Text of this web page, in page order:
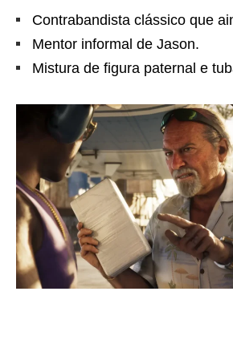
Contrabandista clássico que
Mentor informal de Jason.
Mistura de figura paternal e